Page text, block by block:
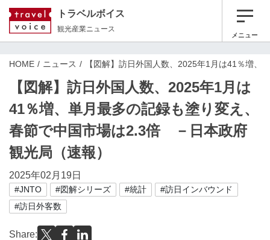
トラベルボイス
観光産業ニュース
メニュー
HOME ニュース 【図解】訪日外国人数、2025年1月は41％増
【図解】訪日外国人数、2025年1月は
41％増、単月最多の記録も塗り変え、
春節で中国市場は2.3倍 －日本政府
観光局（速報）
2025年02月19日
#JNTO #図解シリーズ #統計
#訪日インバウンド
#訪日外客数
Share: